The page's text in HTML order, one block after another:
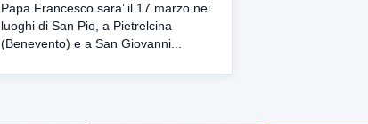
Papa Francesco sara’ il 17 marzo nei
luoghi di San Pio, a Pietrelcina
(Benevento) e a San Giovanni...